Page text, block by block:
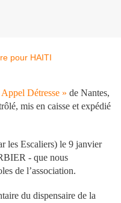
Détresse » de Nantes,
mis en caisse et expédié
les Escaliers) le 9 janvier
- que nous
de l’association.
du dispensaire de la